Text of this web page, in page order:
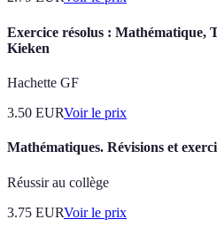
Exercice résolus : Mathématique,
Kieken
Hachette GF
3.50 EURVoir le prix
Mathématiques. Révisions et
Réussir au collège
3.75 EURVoir le prix